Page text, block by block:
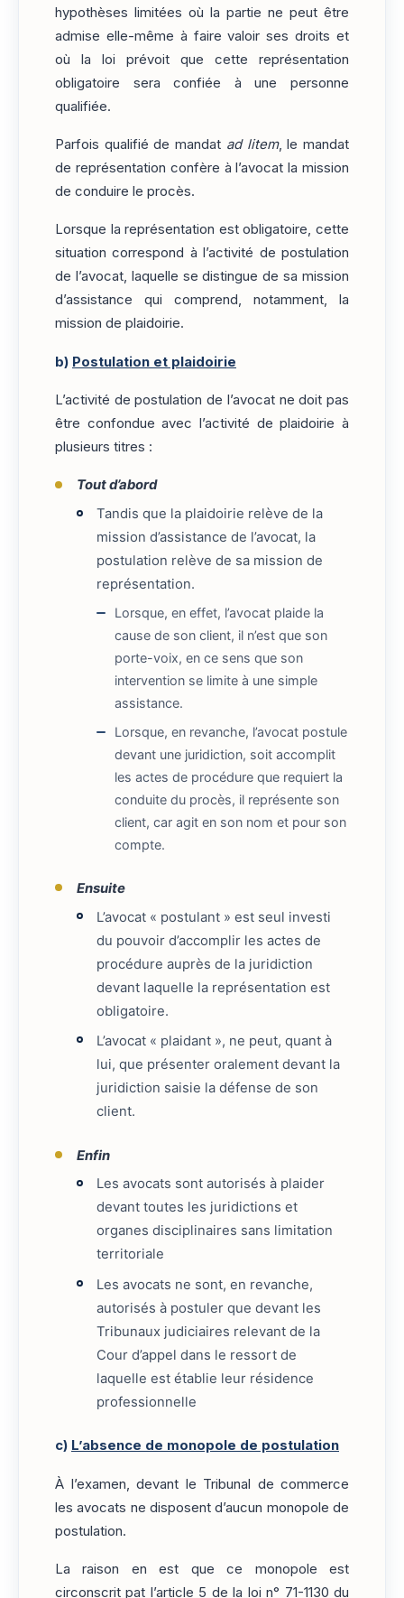
hypothèses limitées où la partie ne peut être
admise elle-même à faire valoir ses droits et
où la loi prévoit que cette représentation
obligatoire sera confiée à une personne
qualifiée.
Parfois qualifié de mandat ad litem, le mandat
de représentation confère à l’avocat la mission
de conduire le procès.
Lorsque la représentation est obligatoire, cette
situation correspond à l’activité de postulation
de l’avocat, laquelle se distingue de sa mission
d’assistance qui comprend, notamment, la
mission de plaidoirie.
b) Postulation et plaidoirie
L’activité de postulation de l’avocat ne doit pas
être confondue avec l’activité de plaidoirie à
plusieurs titres :
Tout d’abord
Tandis que la plaidoirie relève de la
mission d’assistance de l’avocat, la
postulation relève de sa mission de
représentation.
Lorsque, en effet, l’avocat plaide la
cause de son client, il n’est que son
porte-voix, en ce sens que son
intervention se limite à une simple
assistance.
Lorsque, en revanche, l’avocat postule
devant une juridiction, soit accomplit
les actes de procédure que requiert la
conduite du procès, il représente son
client, car agit en son nom et pour son
compte.
Ensuite
L’avocat « postulant » est seul investi
du pouvoir d’accomplir les actes de
procédure auprès de la juridiction
devant laquelle la représentation est
obligatoire.
L’avocat « plaidant », ne peut, quant à
lui, que présenter oralement devant la
juridiction saisie la défense de son
client.
Enfin
Les avocats sont autorisés à plaider
devant toutes les juridictions et
organes disciplinaires sans limitation
territoriale
Les avocats ne sont, en revanche,
autorisés à postuler que devant les
Tribunaux judiciaires relevant de la
Cour d’appel dans le ressort de
laquelle est établie leur résidence
professionnelle
c) L’absence de monopole de postulation
À l’examen, devant le Tribunal de commerce
les avocats ne disposent d’aucun monopole de
postulation.
La raison en est que ce monopole est
circonscrit pat l’article 5 de la loi n° 71-1130 du